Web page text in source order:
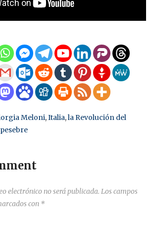
Meloni,Italia,la Revolución del
pesebre
electrónico no será publicada. Los campos
con *